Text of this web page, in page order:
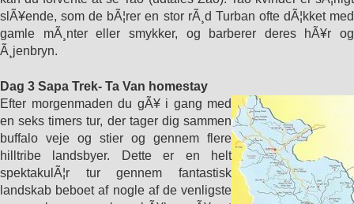
slÃ¥ende, som de bÃ¦rer en stor rÃ¸d Turban ofte dÃ¦kket med
gamle mÃ¸nter eller smykker, og barberer deres hÃ¥r og
Ã¸jenbryn.
Dag 3 Sapa Trek- Ta Van homestay
Efter morgenmaden du gÃ¥ i gang med
en seks timers tur, der tager dig sammen
buffalo veje og stier og gennem flere
hilltribe landsbyer. Dette er en helt
spektakulÃ¦r tur gennem fantastisk
landskab beboet af nogle af de venligste